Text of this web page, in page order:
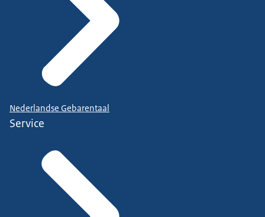
Nederlandse Gebarentaal
Service